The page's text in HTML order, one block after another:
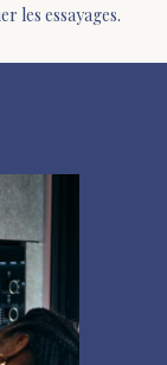
les essayages.